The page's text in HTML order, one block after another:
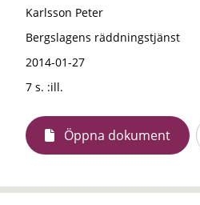
Karlsson Peter
Bergslagens räddningstjänst
2014-01-27
7 s. :ill.
Öppna dokument